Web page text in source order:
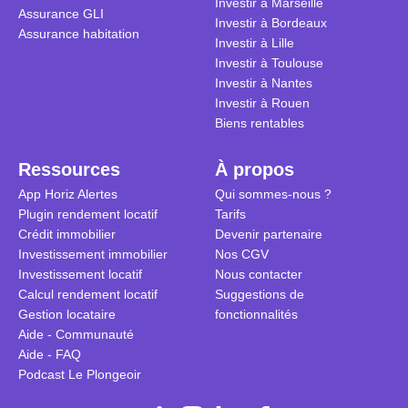
Assurance GLI
Assurance habitation
Investir à Bordeaux
Investir à Lille
Investir à Toulouse
Investir à Nantes
Investir à Rouen
Biens rentables
Ressources
App Horiz Alertes
Plugin rendement locatif
Crédit immobilier
Investissement immobilier
Investissement locatif
Calcul rendement locatif
Gestion locataire
Aide - Communauté
Aide - FAQ
Podcast Le Plongeoir
À propos
Qui sommes-nous ?
Tarifs
Devenir partenaire
Nos CGV
Nous contacter
Suggestions de
fonctionnalités